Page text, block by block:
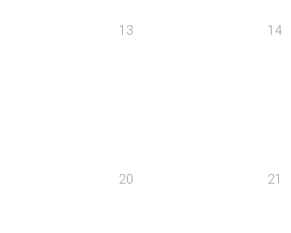
13 14
20 21